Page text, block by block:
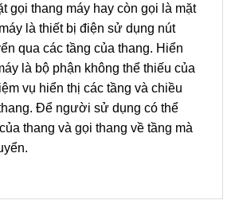
gọi thang máy hay còn gọi là mặt
là thiết bị điện sử dụng nút
qua các tầng của thang. Hiển
là bộ phận không thể thiếu của
vụ hiển thị các tầng và chiều
Để người sử dụng có thể
thang và gọi thang về tầng mà